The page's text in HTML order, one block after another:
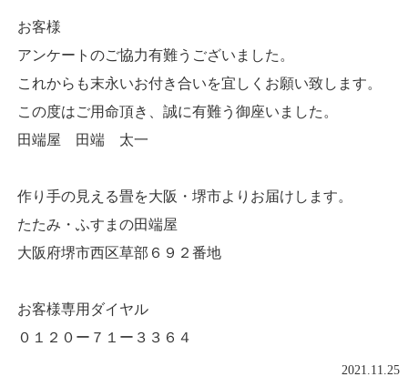
お客様
アンケートのご協力有難うございました。
これからも末永いお付き合いを宜しくお願い致します。
この度はご用命頂き、誠に有難う御座いました。
田端屋 田端 太一
作り手の見える畳を大阪・堺市よりお届けします。
たたみ・ふすまの田端屋
大阪府堺市西区草部６９２番地
お客様専用ダイヤル
０１２０ー７１ー３３６４
2021.11.25